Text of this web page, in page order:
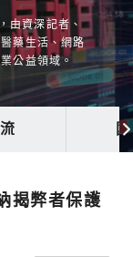
由資深記者、
藥生活、網路
公益領域。
揭弊者保護